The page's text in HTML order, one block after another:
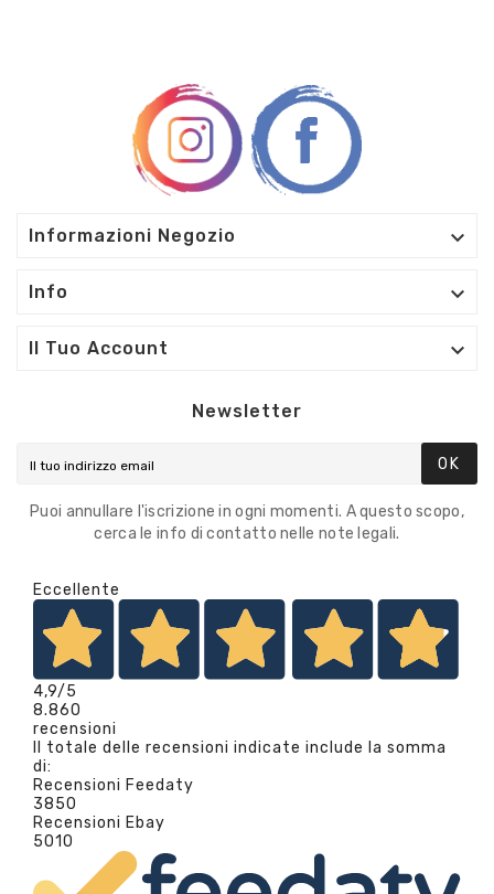
Informazioni Negozio 
Info 
Il Tuo Account 
Newsletter
OK
Puoi annullare l'iscrizione in ogni momenti. A questo scopo,
cerca le info di contatto nelle note legali.
Eccellente
4,9/5
8.860
recensioni
Il totale delle recensioni indicate include la somma
di:
Recensioni Feedaty
3850
Recensioni Ebay
5010